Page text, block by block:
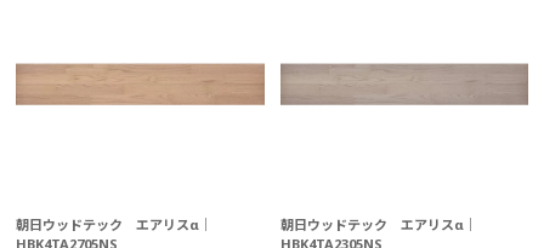
朝日ウッドテック エアリスα｜
HBK4TA2705NS
朝日ウッドテック エアリスα｜
HBK4TA2305NS